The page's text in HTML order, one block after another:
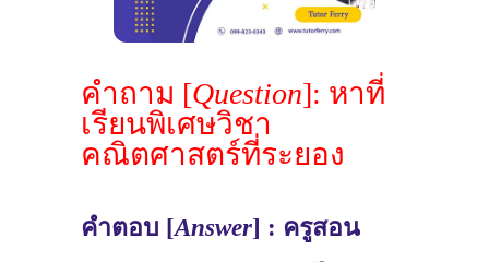
คำถาม [Question]: หาที่
เรียนพิเศษวิชา
คณิตศาสตร์ที่ระยอง
คำตอบ [Answer] : ครูสอน